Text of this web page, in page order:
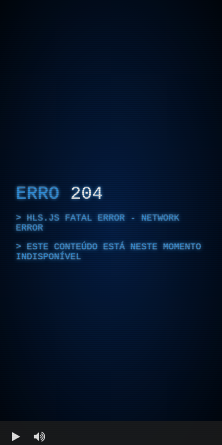
ERRO 204
HLS.JS FATAL ERROR - NETWORK
ERROR
ESTE CONTEÚDO ESTÁ NESTE MOMENTO
INDISPONÍVEL